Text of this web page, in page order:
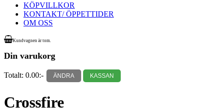
KÖPVILLKOR
KONTAKT/ ÖPPETTIDER
OM OSS
Kundvagnen är tom.
Din varukorg
Totalt: 0.00:- ÄNDRA KASSAN
Crossfire